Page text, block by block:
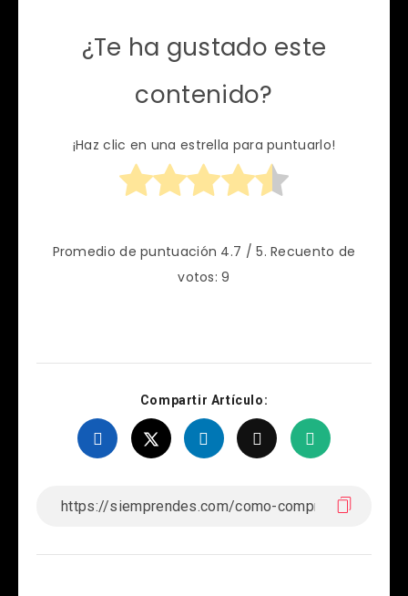
¿Te ha gustado este
contenido?
¡Haz clic en una estrella para puntuarlo!
Promedio de puntuación 4.7 / 5. Recuento de
votos:9
Compartir Artículo: